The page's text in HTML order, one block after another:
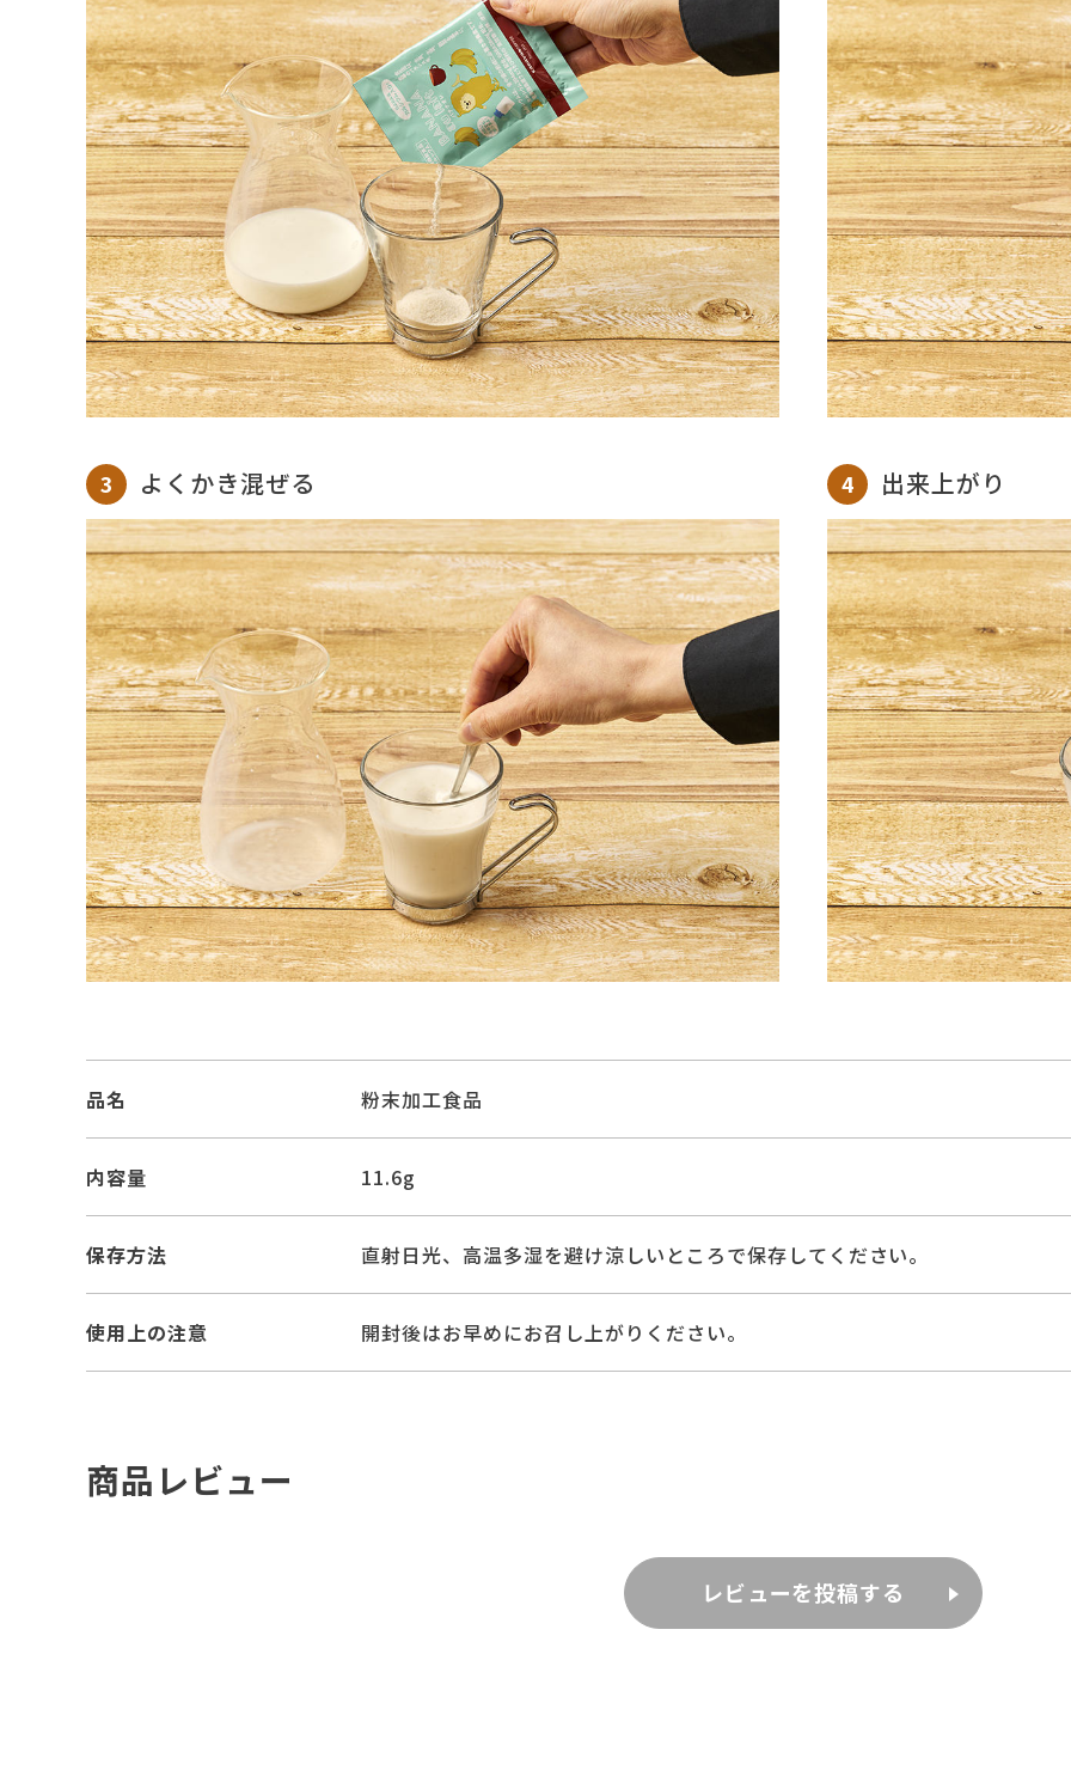
よくかき混ぜる 出来上がり
品名 粉末加工食品
内容量 11.6g
保存方法 直射日光、高温多湿を避け涼しいところで保存してください。
使用上の注意 開封後はお早めにお召し上がりください。
商品レビュー
レビューを投稿する